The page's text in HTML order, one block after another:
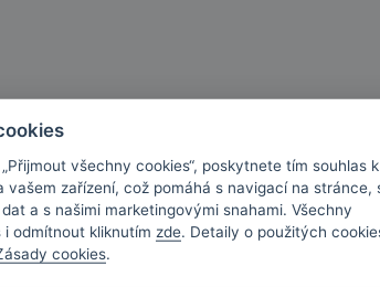
všechny cookies“, poskytnete tím souhlas k
vašem zařízení, což pomáhá s navigací na stránce,
a s našimi marketingovými snahami. Všechny
odmítnout kliknutím zde. Detaily o použitých
cookies.